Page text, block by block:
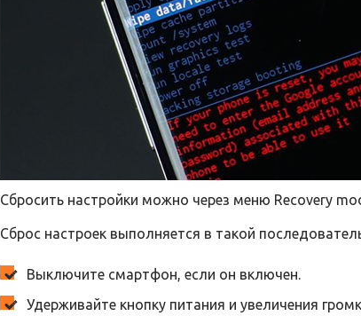
Сбросить настройки можно через меню Recovery
Сброс настроек выполняется в такой
Выключите смартфон, если он включен.
Удерживайте кнопку питания и увеличения